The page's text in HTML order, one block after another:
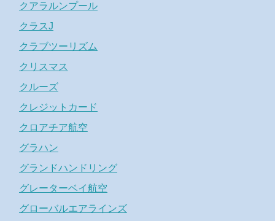
クアラルンプール
クラスJ
クラブツーリズム
クリスマス
クルーズ
クレジットカード
クロアチア航空
グラハン
グランドハンドリング
グレーターベイ航空
グローバルエアラインズ